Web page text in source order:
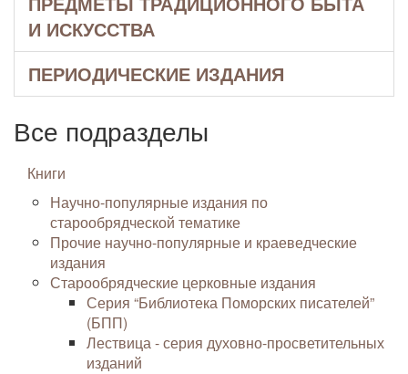
И ИСКУССТВА
ПЕРИОДИЧЕСКИЕ ИЗДАНИЯ
Все подразделы
Книги
Научно-популярные издания по
старообрядческой тематике
Прочие научно-популярные и краеведческие
издания
Старообрядческие церковные издания
Серия “Библиотека Поморских писателей”
(БПП)
Лествица - серия духовно-просветительных
изданий